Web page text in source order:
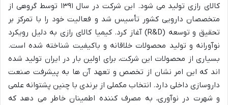
کالای رازی تولید می شود. این شرکت در سال ۱۳۹۱ توسط گروهی از
متخصصان دارویی کشور تأسیس شد و فعالیت خود را با تمرکز بر
تحقیق و توسعه (R&D) آغاز کرد. کیمیا کالای رازی به دلیل رویکرد
نوآورانه و تولید محصولات خلاقانه و باکیفیت شناخته شده است.
بسیاری از محصولات این شرکت، برای اولین بار در ایران تولید شده
اند که این امر نشان از تخصص و تعهد آن ها به پیشرفت صنعت
داروسازی داخلی دارد. انتخاب مکملی از برندی با چنین پشتوانه علمی
و شهرت در نوآوری، به مصرف کننده اطمینان خاطر می دهد که